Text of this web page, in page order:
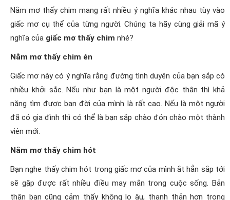
Nằm mơ thấy chim mang rất nhiều ý nghĩa khác nhau tùy vào
giấc mơ cụ thể của từng người. Chúng ta hãy cùng giải mã ý
nghĩa của giấc mơ thấy chim nhé?
Nằm mơ thấy chim én
Giấc mơ này có ý nghĩa rằng đường tình duyên của bạn sắp có
nhiều khởi sắc. Nếu như bạn là một người độc thân thì khả
năng tìm được bạn đời của mình là rất cao. Nếu là một người
đã có gia đình thì có thể là bạn sắp chào đón chào một thành
viên mới.
Nằm mơ thấy chim hót
Bạn nghe thấy chim hót trong giấc mơ của mình ắt hẳn sắp tới
sẽ gặp được rất nhiều điều may mắn trong cuộc sống. Bản
thân bạn cũng cảm thấy không lo âu, thanh thản hơn trong